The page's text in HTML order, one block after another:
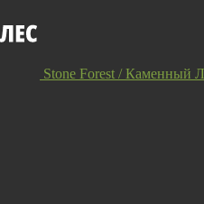
Stone Forest / Каменный